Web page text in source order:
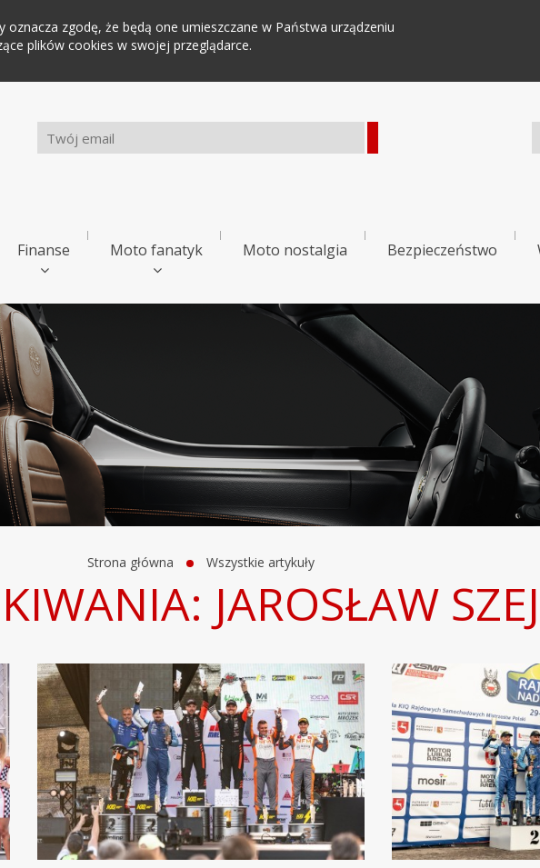
zgodę, że będą one umieszczane w Państwa urządzeniu
plików cookies w swojej przeglądarce.
Finanse Moto fanatyk Moto nostalgia Bezpieczeństwo
Strona główna Wszystkie artykuły
JAROSŁAW